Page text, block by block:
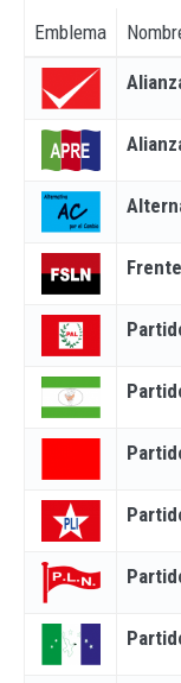
Emblema